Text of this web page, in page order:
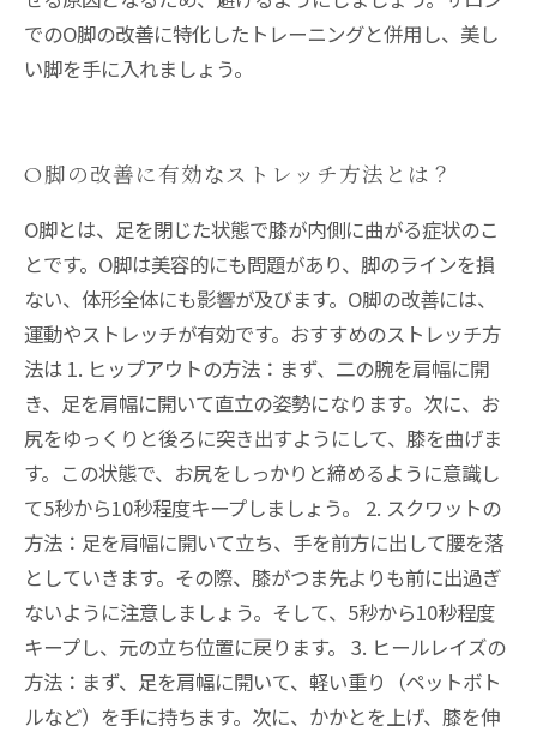
でのO脚の改善に特化したトレーニングと併用し、美し
い脚を手に入れましょう。
O脚の改善に有効なストレッチ方法とは？
O脚とは、足を閉じた状態で膝が内側に曲がる症状のこ
とです。O脚は美容的にも問題があり、脚のラインを損
ない、体形全体にも影響が及びます。O脚の改善には、
運動やストレッチが有効です。おすすめのストレッチ方
法は 1. ヒップアウトの方法：まず、二の腕を肩幅に開
き、足を肩幅に開いて直立の姿勢になります。次に、お
尻をゆっくりと後ろに突き出すようにして、膝を曲げま
す。この状態で、お尻をしっかりと締めるように意識し
て5秒から10秒程度キープしましょう。 2. スクワットの
方法：足を肩幅に開いて立ち、手を前方に出して腰を落
としていきます。その際、膝がつま先よりも前に出過ぎ
ないように注意しましょう。そして、5秒から10秒程度
キープし、元の立ち位置に戻ります。 3. ヒールレイズの
方法：まず、足を肩幅に開いて、軽い重り（ペットボト
ルなど）を手に持ちます。次に、かかとを上げ、膝を伸